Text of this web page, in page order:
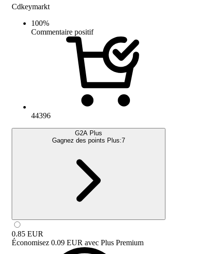
Cdkeymarkt
100%
Commentaire positif
44396
G2A Plus
Gagnez des points Plus:7
0.85 EUR
Économisez 0.09 EUR avec Plus Premium